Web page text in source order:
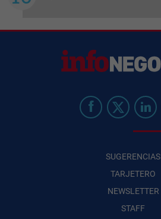
SUGERENCIAS
TARJETERO
NEWSLETTER
STAFF